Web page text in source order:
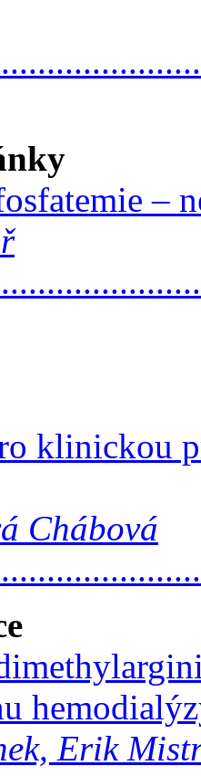
–
klinickou
Chábová
Erik